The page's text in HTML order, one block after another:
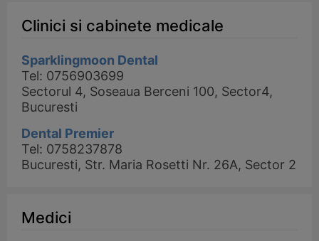
Clinici si cabinete medicale
Sparklingmoon Dental
Tel: 0756903699
Sectorul 4, Soseaua Berceni 100, Sector4,
Bucuresti
Dental Premier
Tel: 0758237878
Bucuresti, Str. Maria Rosetti Nr. 26A, Sector 2
Medici